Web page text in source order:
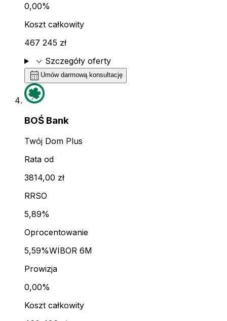
0,00%
Koszt całkowity
467 245 zł
expand_more Szczegóły oferty
calendar_month Umów darmową konsultację
BOŚ Bank
Twój Dom Plus
Rata od
3814,00 zł
RRSO
5,89%
Oprocentowanie
5,59%WIBOR 6M
Prowizja
0,00%
Koszt całkowity